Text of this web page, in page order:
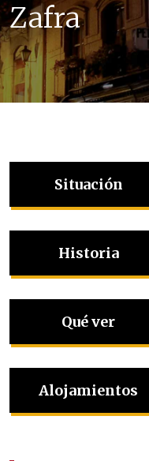
Zafra
Situación
Historia
Qué ver
Alojamientos